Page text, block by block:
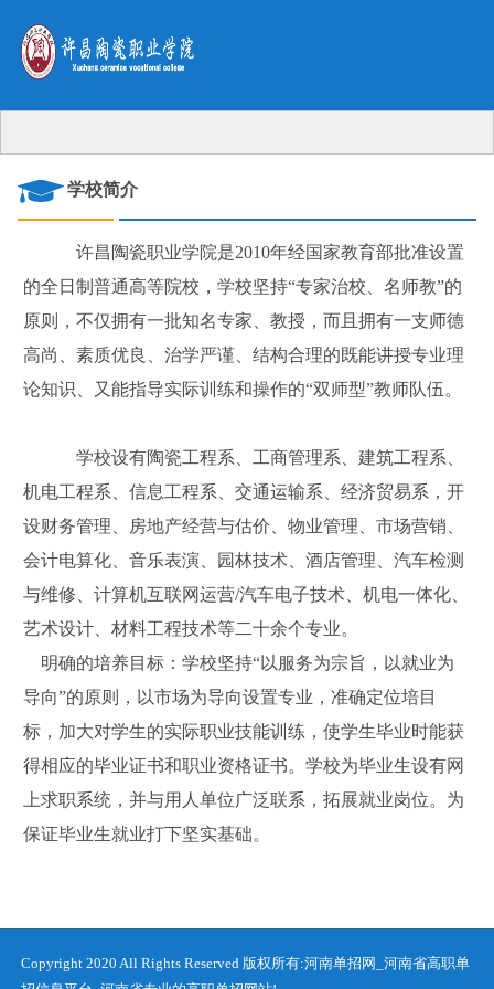
学校简介
许昌陶瓷职业学院是2010年经国家教育部批准设置
的全日制普通高等院校，学校坚持“专家治校、名师教”的
原则，不仅拥有一批知名专家、教授，而且拥有一支师德
高尚、素质优良、治学严谨、结构合理的既能讲授专业理
论知识、又能指导实际训练和操作的“双师型”教师队伍。
学校设有陶瓷工程系、工商管理系、建筑工程系、
机电工程系、信息工程系、交通运输系、经济贸易系，开
设财务管理、房地产经营与估价、物业管理、市场营销、
会计电算化、音乐表演、园林技术、酒店管理、汽车检测
与维修、计算机互联网运营/汽车电子技术、机电一体化、
艺术设计、材料工程技术等二十余个专业。
明确的培养目标：学校坚持“以服务为宗旨，以就业为
导向”的原则，以市场为导向设置专业，准确定位培目
标，加大对学生的实际职业技能训练，使学生毕业时能获
得相应的毕业证书和职业资格证书。学校为毕业生设有网
上求职系统，并与用人单位广泛联系，拓展就业岗位。为
保证毕业生就业打下坚实基础。
Copyright 2020 All Rights Reserved 版权所有:河南单招网_河南省高职单